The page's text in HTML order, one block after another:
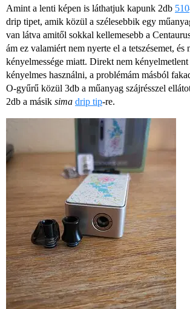
Amint a lenti képen is láthatjuk kapunk 2db 510
drip tipet, amik közül a szélesebbik egy
van látva amitől sokkal kellemesebb a
ám ez valamiért nem nyerte el a tetszésemet, és
kényelmessége miatt. Direkt nem
kényelmes használni, a problémám másból
O-gyűrű közül 3db a műanyag szájrésszel
2db a másik sima drip tip-re.